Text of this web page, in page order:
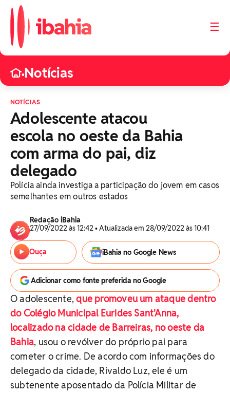
☰
•Notícias
NOTÍCIAS
Adolescente atacou
escola no oeste da Bahia
com arma do pai, diz
delegado
Polícia ainda investiga a participação do jovem em casos
semelhantes em outros estados
Redação iBahia
27/09/2022 às 12:42 • Atualizada em 28/09/2022 às 10:41
Ouça iBahia no Google News
Adicionar como fonte preferida no Google
O adolescente,que promoveu um ataque dentro
do Colégio Municipal Eurides Sant'Anna,
localizado na cidade de Barreiras, no oeste da
Bahia, usou o revólver do próprio pai para
cometer o crime. De acordo com informações do
delegado da cidade, Rivaldo Luz, ele é um
subtenente aposentado da Polícia Militar de